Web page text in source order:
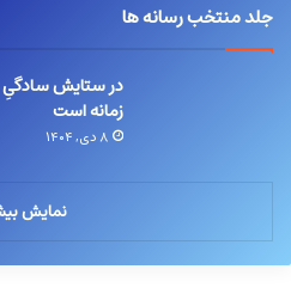
جلد منتخب رسانه ها
در ستایش سادگیِ
زمانه است
۸ دی, ۱۴۰۴
نمایش